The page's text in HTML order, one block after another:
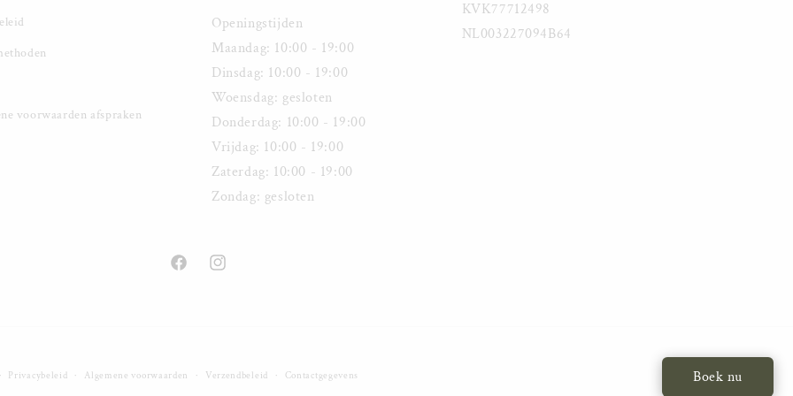
Boek nu
voorwaarden afspraken
Openingstijden
Maandag: 10:00 - 19:00
Dinsdag: 10:00 - 19:00
Woensdag: gesloten
Donderdag: 10:00 - 19:00
Vrijdag: 10:00 - 19:00
Zaterdag: 10:00 - 19:00
Zondag: gesloten
KVK77712498
NL003227094B64
FacebookInstagram
Privacybeleid Algemene voorwaarden Verzendbeleid Contactgegevens